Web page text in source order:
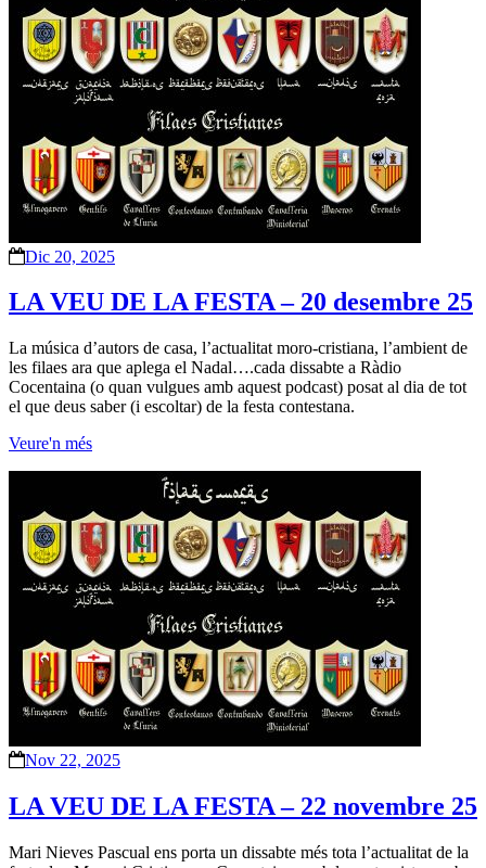
Dic 20, 2025
LA VEU DE LA FESTA – 20 desembre 25
La música d’autors de casa, l’actualitat moro-cristiana, l’ambient de
les filaes ara que aplega el Nadal….cada dissabte a Ràdio
Cocentaina (o quan vulgues amb aquest podcast) posat al dia de tot
el que deus saber (i escoltar) de la festa contestana.
Veure'n més
Nov 22, 2025
LA VEU DE LA FESTA – 22 novembre 25
Mari Nieves Pascual ens porta un dissabte més tota l’actualitat de la